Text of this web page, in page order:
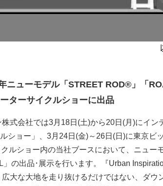
ニューモデル「STREET ROD®」「
ターサイクルショーに出品
式会社では3月18日(土)から20日(月)にイン
ショー」、3月24日(金)～26日(日)に東京ビ
ルショー内の当社ブースにおいて、ニュー
の出品･展示を行います。『Urban
大な大地を走り抜けるだけではない、ダウ